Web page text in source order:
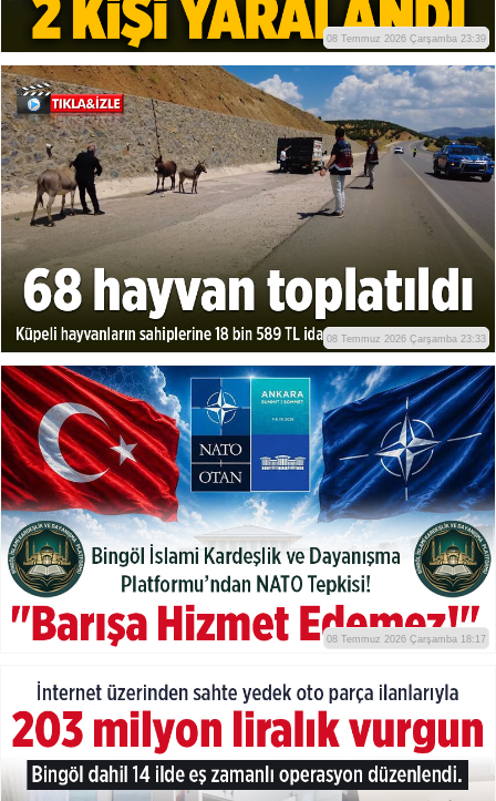
08 Temmuz 2026 Çarşamba 23:39
08 Temmuz 2026 Çarşamba 23:33
08 Temmuz 2026 Çarşamba 18:17